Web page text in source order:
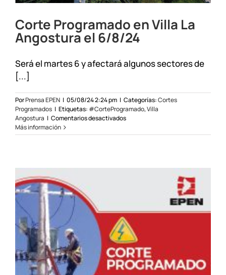
Corte Programado en Villa La
Angostura el 6/8/24
Será el martes 6 y afectará algunos sectores de
[...]
PorPrensa EPEN | 05/08/24 2:24 pm | Categorías:Cortes
Programados | Etiquetas: #CorteProgramado,Villa
Angostura | Comentarios desactivadosen
Programado
Más información